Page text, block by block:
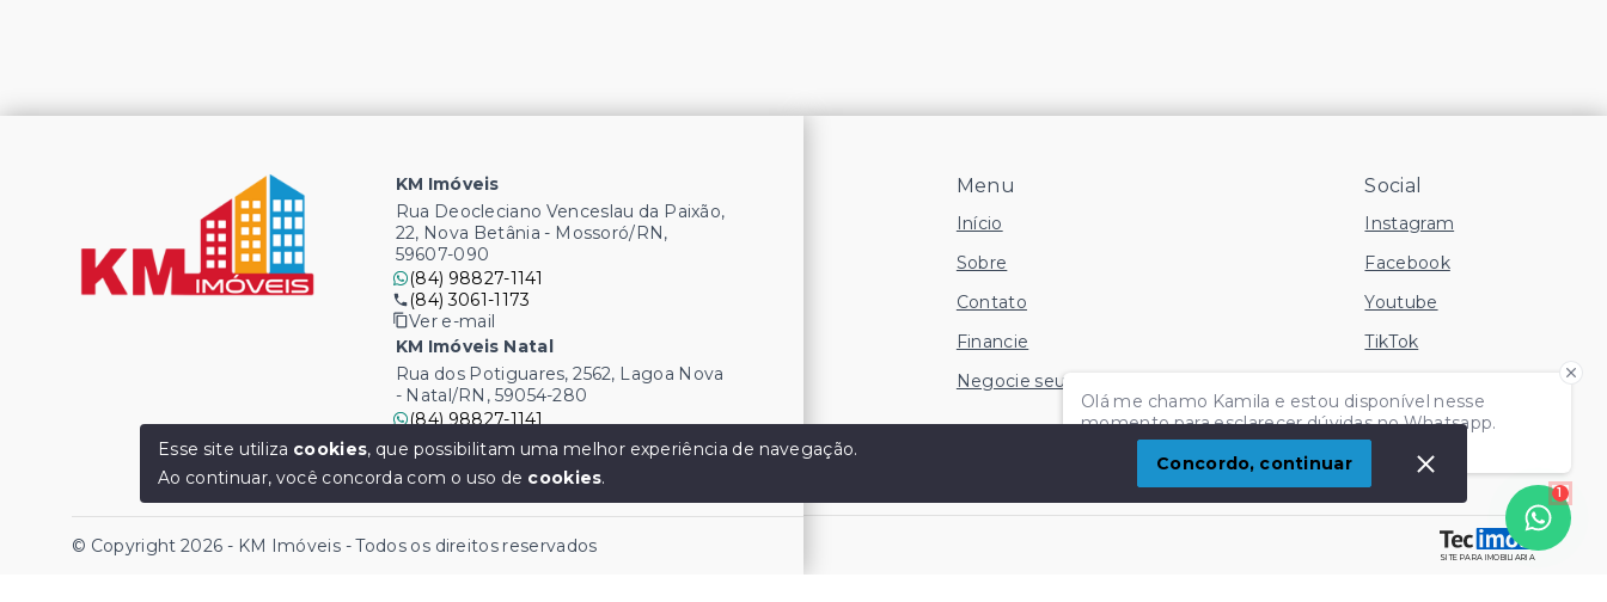
Olá me chamo Kamila e estou disponível nesse
momento para esclarecer dúvidas no Whatsapp.
Independente do horário é só chamar!
1
Menu
Início
Sobre
Contato
Financie
Negocie seu Imóvel
Social
Instagram
Facebook
Youtube
TikTok
SITE PARA IMOBILIARIA
KM Imóveis
Rua Deocleciano Venceslau da Paixão,
22, Nova Betânia - Mossoró/RN,
59607-090
(84) 98827-1141
(84) 3061-1173
Ver e-mail
KM Imóveis Natal
Rua dos Potiguares, 2562, Lagoa Nova
- Natal/RN, 59054-280
(84) 98827-1141
(84) 3061-1173
Ver e-mail
© Copyright 2026 - KM Imóveis - Todos os direitos reservados
Esse site utiliza cookies, que possibilitam uma melhor experiência de navegação.
Ao continuar, você concorda com o uso de cookies.
Concordo, continuar